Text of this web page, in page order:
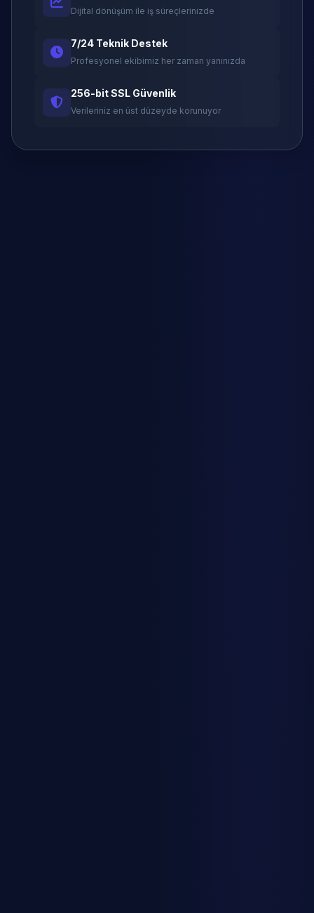
Dijital dönüşüm ile iş süreçlerinizde
7/24 Teknik Destek
Profesyonel ekibimiz her zaman yanınızda
256-bit SSL Güvenlik
Verileriniz en üst düzeyde korunuyor